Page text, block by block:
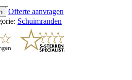
Offerte aanvragen
Schuimranden